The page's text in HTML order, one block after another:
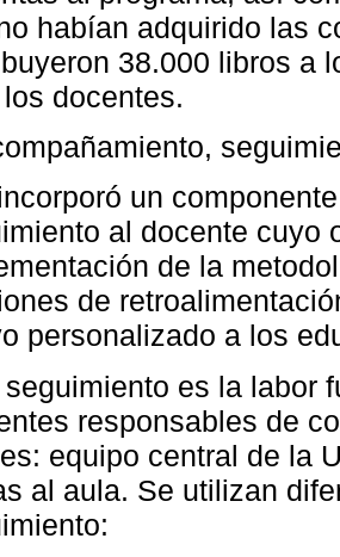
habían adquirido las
38.000 libros a
docentes.
un
al docente cuyo
de la
de
personalizado a los
seguimiento es la labor
responsables de
equipo central de la
al aula. Se utilizan